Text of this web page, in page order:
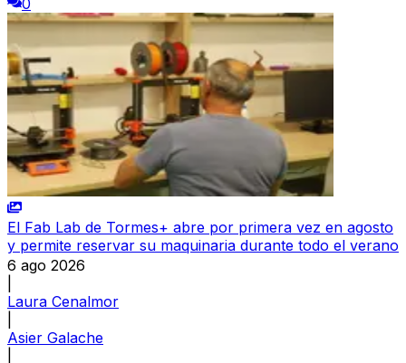
El Fab Lab de Tormes+ abre por primera vez en agosto
y permite reservar su maquinaria durante todo el verano
6 ago 2026
Laura Cenalmor
Asier Galache